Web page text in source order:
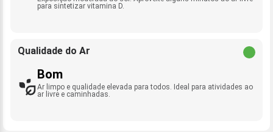
para sintetizar vitamina D.
Qualidade do Ar
Bom
Ar limpo e qualidade elevada para todos. Ideal para atividades ao
ar livre e caminhadas.